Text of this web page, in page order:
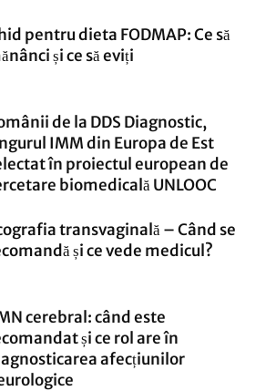
pentru dieta FODMAP: Ce să
și ce să eviți
de la DDS Diagnostic,
IMM din Europa de Est
în proiectul european de
biomedicală UNLOOC
transvaginală – Când se
și ce vede medicul?
cerebral: când este
și ce rol are în
afecțiunilor